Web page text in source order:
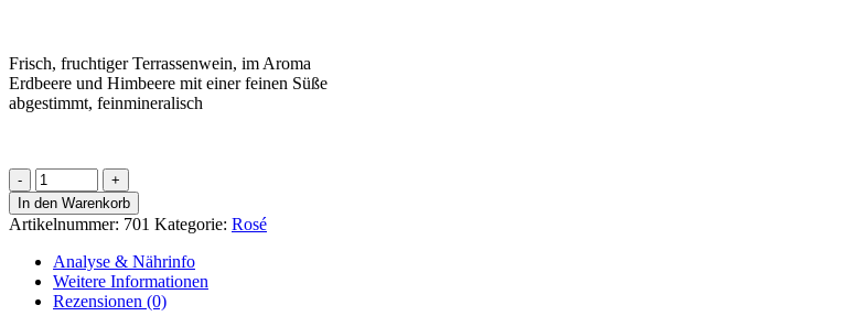
Frisch, fruchtiger Terrassenwein, im Aroma
Erdbeere und Himbeere mit einer feinen Süße
abgestimmt, feinmineralisch
Cuvée
Rosé
Menge
In den Warenkorb
Artikelnummer: 701 Kategorie: Rosé
Analyse & Nährinfo
Weitere Informationen
Rezensionen (0)